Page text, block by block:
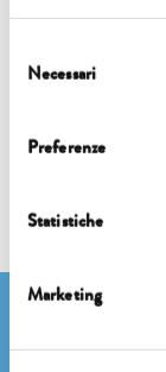
delNecessari
Preferenze
Statistiche
Marketing